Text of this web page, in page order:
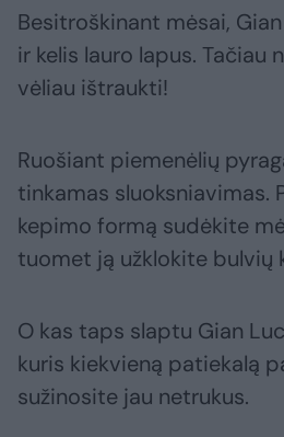
Besitroškinant mėsai,
ir kelis lauro lapus. Tačiau
vėliau ištraukti!
Ruošiant piemenėlių
tinkamas sluoksniavimas.
kepimo formą sudėkite
tuomet ją užklokite bulvių
O kas taps slaptu Gian
kuris kiekvieną patiekalą
sužinosite jau netrukus.